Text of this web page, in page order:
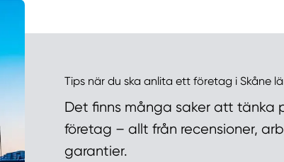
Tips när du ska anlita ett företag i Skåne
Det finns många saker att tänka
företag – allt från recensioner,
garantier.